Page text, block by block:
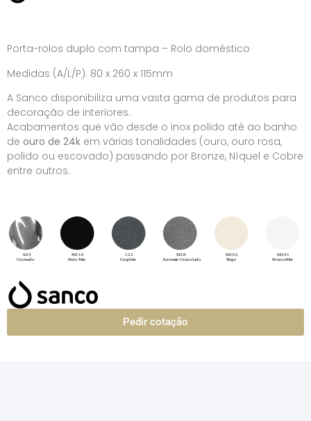
Porta-rolos duplo com tampa – Rolo doméstico
Medidas (A/L/P): 80 x 260 x 115mm
A Sanco disponibiliza uma vasta gama de produtos para
decoração de interiores.
Acabamentos que vão desde o inox polido até ao banho
de ouro de 24k em várias tonalidades (ouro, ouro rosa,
polido ou escovado) passando por Bronze, Níquel e Cobre
entre outros.
Pedir cotação